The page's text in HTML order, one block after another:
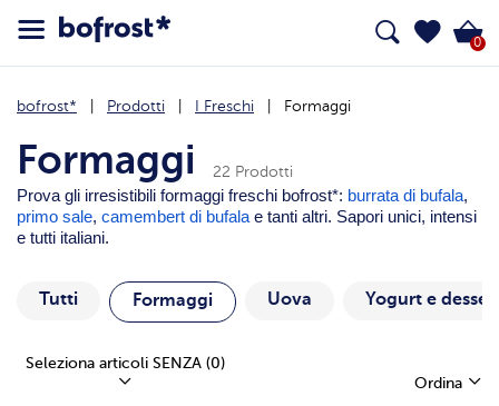
0
bofrost* Prodotti I Freschi Formaggi
Formaggi 22 Prodotti
Prova gli irresistibili formaggi freschi bofrost*: burrata di bufala,
primo sale, camembert di bufala e tanti altri. Sapori unici, intensi
e tutti italiani.
Tutti Formaggi Uova Yogurt e
Seleziona articoli SENZA (0)
Ordina